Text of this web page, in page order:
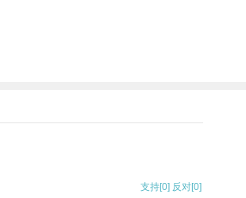
支持[0] 反对[0]